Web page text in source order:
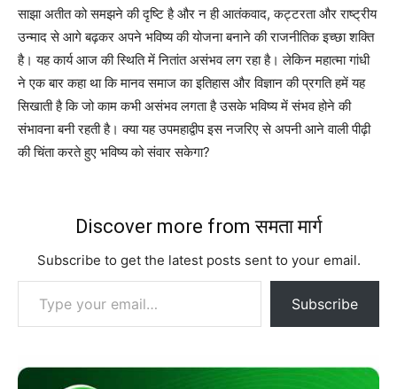
साझा अतीत को समझने की दृष्टि है और न ही आतंकवाद, कट्टरता और राष्ट्रीय
उन्माद से आगे बढ़कर अपने भविष्य की योजना बनाने की राजनीतिक इच्छा शक्ति
है। यह कार्य आज की स्थिति में नितांत असंभव लग रहा है। लेकिन महात्मा गांधी
ने एक बार कहा था कि मानव समाज का इतिहास और विज्ञान की प्रगति हमें यह
सिखाती है कि जो काम कभी असंभव लगता है उसके भविष्य में संभव होने की
संभावना बनी रहती है। क्या यह उपमहाद्वीप इस नजरिए से अपनी आने वाली पीढ़ी
की चिंता करते हुए भविष्य को संवार सकेगा?
Discover more from समता मार्ग
Subscribe to get the latest posts sent to your email.
Type your email…
Subscribe